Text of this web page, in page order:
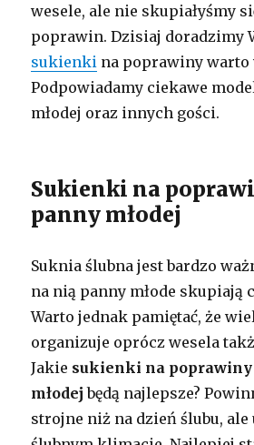
wesele, ale nie skupiałyśmy
poprawin. Dzisiaj doradzimy
sukienki na poprawiny warto
Podpowiadamy ciekawe
młodej oraz innych gości.
Sukienki na
panny młodej
Suknia ślubna jest bardzo
na nią panny młode skupiają
Warto jednak pamiętać, że
organizuje oprócz wesela
Jakie sukienki na
młodej będą najlepsze?
strojne niż na dzień ślubu,